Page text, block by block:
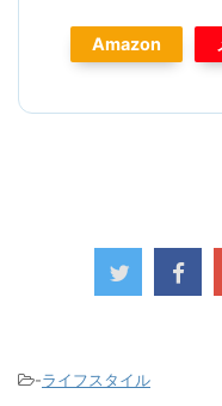
Amazon
-ライフスタイル